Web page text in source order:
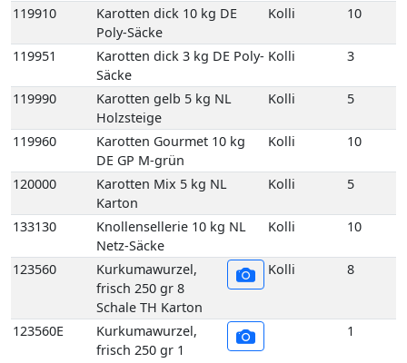
119910
Karotten dick 10 kg DE
Poly-Säcke
Kolli 10
119951
Karotten dick 3 kg DE Poly-
Säcke
Kolli 3
119990
Karotten gelb 5 kg NL
Holzsteige
Kolli 5
119960
Karotten Gourmet 10 kg
DE GP M-grün
Kolli 10
120000
Karotten Mix 5 kg NL
Karton
Kolli 5
133130
Knollensellerie 10 kg NL
Netz-Säcke
Kolli 10
123560
Kurkumawurzel,
frisch 250 gr 8
Schale TH Karton
Kolli 8
123560E
Kurkumawurzel,
frisch 250 gr 1
1